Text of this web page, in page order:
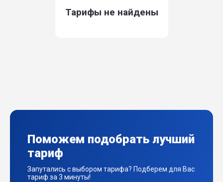
Тарифы не найдены
Поможем подобрать лучший
тариф
Запутались с выбором тарифа? Подберем для Вас
тариф за 3 минуты!